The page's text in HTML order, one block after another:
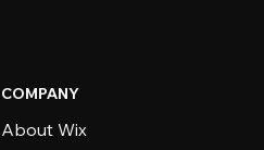
COMPANY
About Wix